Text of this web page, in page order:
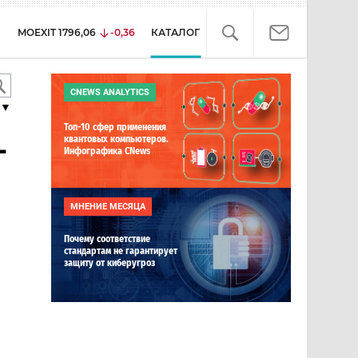
MOEXIT 1796,06 -0,36 КАТАЛОГ
CNEWS ANALYTICS
Топ-10 сфер применения
квантовых компьютеров.
Инфографика CNews
МНЕНИЕ МЕСЯЦА
Почему соответствие
стандартам не гарантирует
защиту от киберугроз